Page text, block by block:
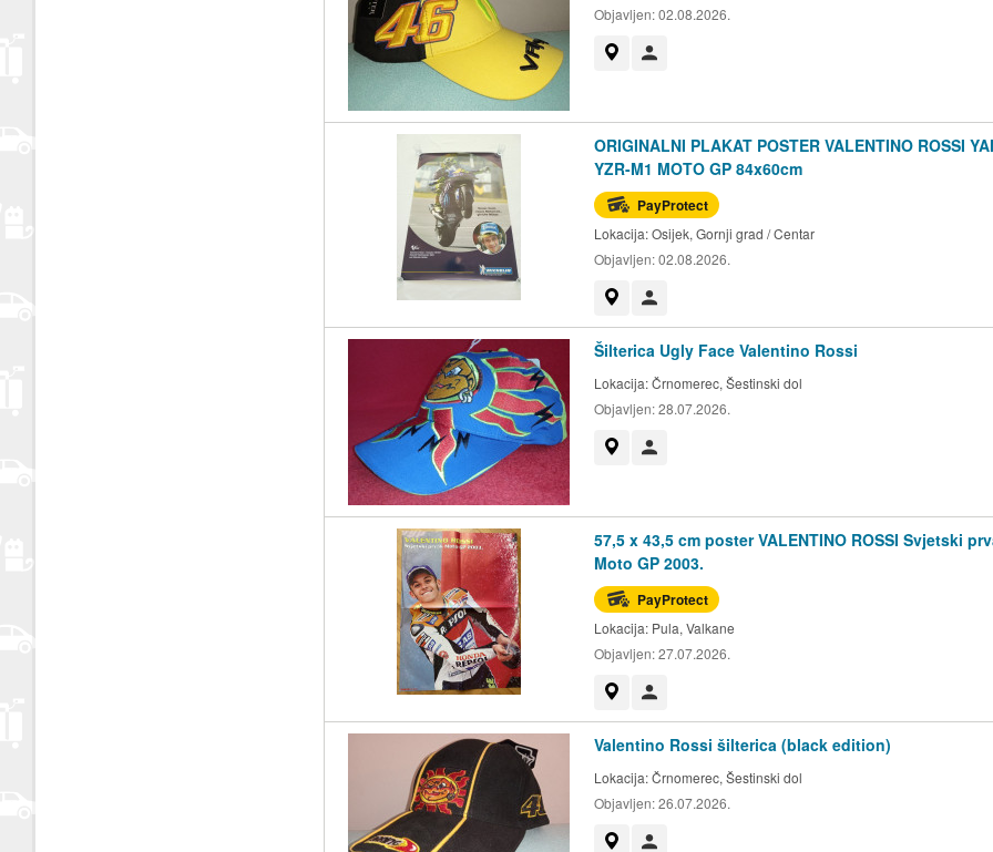
Objavljen:02.08.2026.
ORIGINALNI PLAKAT POSTER VALENTINO ROSSI
YZR-M1 MOTO GP 84x60cm
PayProtect
Lokacija:Osijek, Gornji grad / Centar
Objavljen:02.08.2026.
Šilterica Ugly Face Valentino Rossi
Lokacija:Črnomerec, Šestinski dol
Objavljen:28.07.2026.
57,5 x 43,5 cm poster VALENTINO ROSSI Svjetski
Moto GP 2003.
PayProtect
Lokacija: Pula, Valkane
Objavljen:27.07.2026.
Valentino Rossi šilterica (black edition)
Lokacija:Črnomerec, Šestinski dol
Objavljen:26.07.2026.